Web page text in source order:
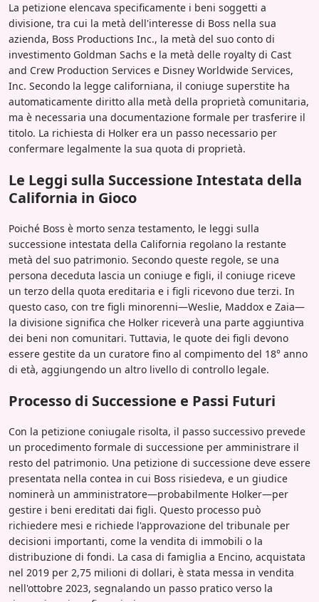
La petizione elencava specificamente i beni soggetti a
divisione, tra cui la metà dell'interesse di Boss nella sua
azienda, Boss Productions Inc., la metà del suo conto di
investimento Goldman Sachs e la metà delle royalty di Cast
and Crew Production Services e Disney Worldwide Services,
Inc. Secondo la legge californiana, il coniuge superstite ha
automaticamente diritto alla metà della proprietà comunitaria,
ma è necessaria una documentazione formale per trasferire il
titolo. La richiesta di Holker era un passo necessario per
confermare legalmente la sua quota di proprietà.
Le Leggi sulla Successione Intestata della
California in Gioco
Poiché Boss è morto senza testamento, le leggi sulla
successione intestata della California regolano la restante
metà del suo patrimonio. Secondo queste regole, se una
persona deceduta lascia un coniuge e figli, il coniuge riceve
un terzo della quota ereditaria e i figli ricevono due terzi. In
questo caso, con tre figli minorenni—Weslie, Maddox e Zaia—
la divisione significa che Holker riceverà una parte aggiuntiva
dei beni non comunitari. Tuttavia, le quote dei figli devono
essere gestite da un curatore fino al compimento del 18° anno
di età, aggiungendo un altro livello di controllo legale.
Processo di Successione e Passi Futuri
Con la petizione coniugale risolta, il passo successivo prevede
un procedimento formale di successione per amministrare il
resto del patrimonio. Una petizione di successione deve essere
presentata nella contea in cui Boss risiedeva, e un giudice
nominerà un amministratore—probabilmente Holker—per
gestire i beni ereditati dai figli. Questo processo può
richiedere mesi e richiede l'approvazione del tribunale per
decisioni importanti, come la vendita di immobili o la
distribuzione di fondi. La casa di famiglia a Encino, acquistata
nel 2019 per 2,75 milioni di dollari, è stata messa in vendita
nell'ottobre 2023, segnalando un passo pratico verso la